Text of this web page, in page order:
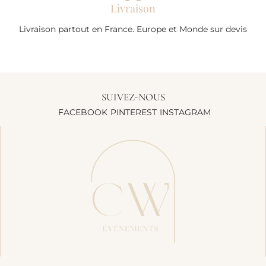
Livraison
Livraison partout en France. Europe et Monde sur devis
SUIVEZ-NOUS
FACEBOOK PINTEREST INSTAGRAM